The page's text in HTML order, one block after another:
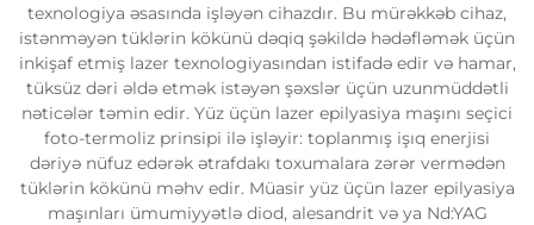
texnologiya əsasında işləyən cihazdır. Bu mürəkkəb cihaz,
istənməyən tüklərin kökünü dəqiq şəkildə hədəfləmək üçün
inkişaf etmiş lazer texnologiyasından istifadə edir və hamar,
tüksüz dəri əldə etmək istəyən şəxslər üçün uzunmüddətli
nəticələr təmin edir. Yüz üçün lazer epilyasiya maşını seçici
foto-termoliz prinsipi ilə işləyir: toplanmış işıq enerjisi
dəriyə nüfuz edərək ətrafdakı toxumalara zərər vermədən
tüklərin kökünü məhv edir. Müasir yüz üçün lazer epilyasiya
maşınları ümumiyyətlə diod, alesandrit və ya Nd:YAG